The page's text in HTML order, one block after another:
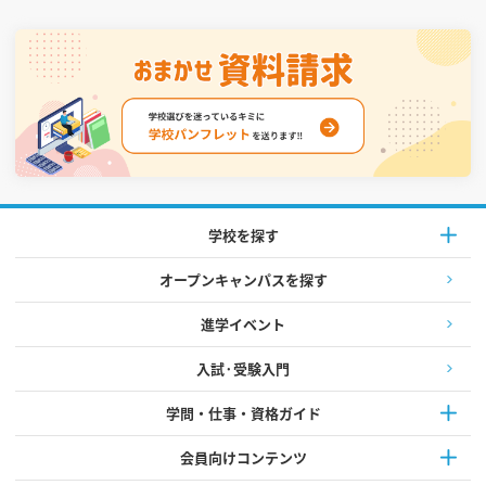
学校を探す
オープンキャンパスを探す
進学イベント
入試·受験入門
学問・仕事・資格ガイド
会員向けコンテンツ